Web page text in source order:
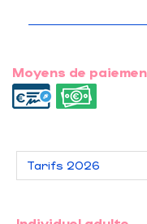
Moyens de